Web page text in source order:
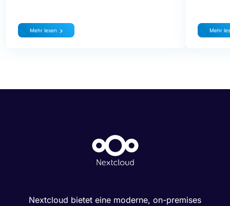
Mehr lesen Mehr
Nextcloud bietet eine moderne, on-premises